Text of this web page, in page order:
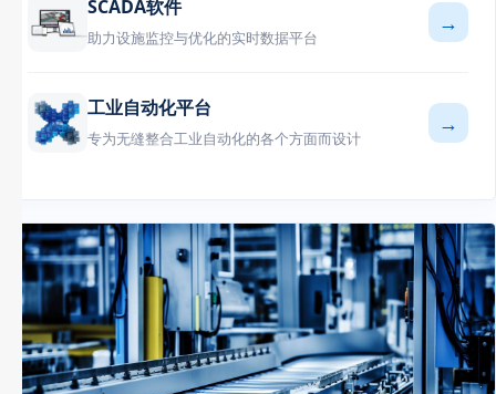
SCADA软件
助力设施监控与优化的实时数据平台
→
工业自动化平台
专为无缝整合工业自动化的各个方面而设计
→